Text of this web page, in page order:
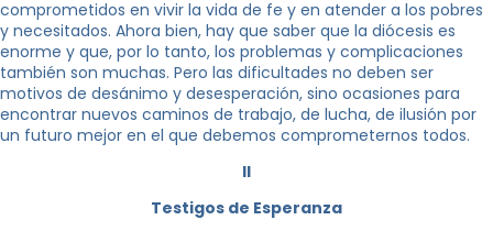
comprometidos en vivir la vida de fe y en atender a los pobres
y necesitados. Ahora bien, hay que saber que la diócesis es
enorme y que, por lo tanto, los problemas y complicaciones
también son muchas. Pero las dificultades no deben ser
motivos de desánimo y desesperación, sino ocasiones para
encontrar nuevos caminos de trabajo, de lucha, de ilusión por
un futuro mejor en el que debemos comprometernos todos.
II
Testigos de Esperanza